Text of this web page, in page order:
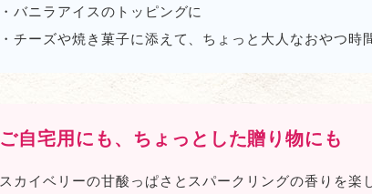
・バニラアイスのトッピングに
・チーズや焼き菓子に添えて、ちょっと大人なおやつ時
ご自宅用にも、ちょっとした贈り物にも
スカイベリーの甘酸っぱさとスパークリングの香りを楽